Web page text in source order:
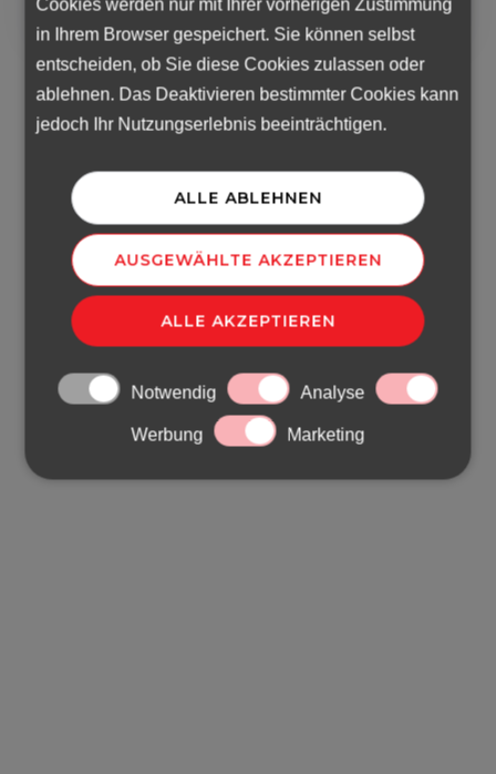
Cookies werden nur mit Ihrer vorherigen Zustimmung
in Ihrem Browser gespeichert. Sie können selbst
entscheiden, ob Sie diese Cookies zulassen oder
ablehnen. Das Deaktivieren bestimmter Cookies kann
jedoch Ihr Nutzungserlebnis beeinträchtigen.
ALLE ABLEHNEN
AUSGEWÄHLTE AKZEPTIEREN
ALLE AKZEPTIEREN
Notwendig Analyse
Werbung Marketing